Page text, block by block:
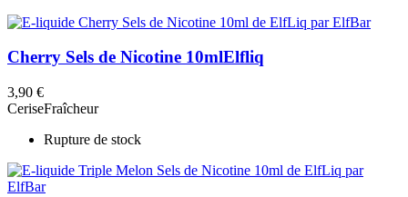
Cherry Sels de Nicotine 10mlElfliq
3,90 €
CeriseFraîcheur
Rupture de stock